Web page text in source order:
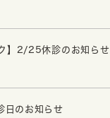
】2/25休診のお知らせ
日のお知らせ